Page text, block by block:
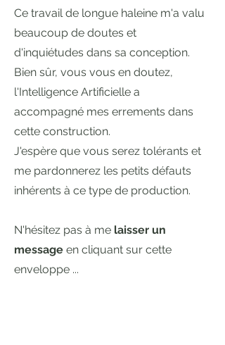
Ce travail de longue haleine m'a valu
beaucoup de doutes et
d'inquiétudes dans sa conception.
Bien sûr, vous vous en doutez,
l'Intelligence Artificielle a
accompagné mes errements dans
cette construction.
J'espère que vous serez tolérants et
me pardonnerez les petits défauts
inhérents à ce type de production.
N'hésitez pas à me laisser un
message en cliquant sur cette
enveloppe ...